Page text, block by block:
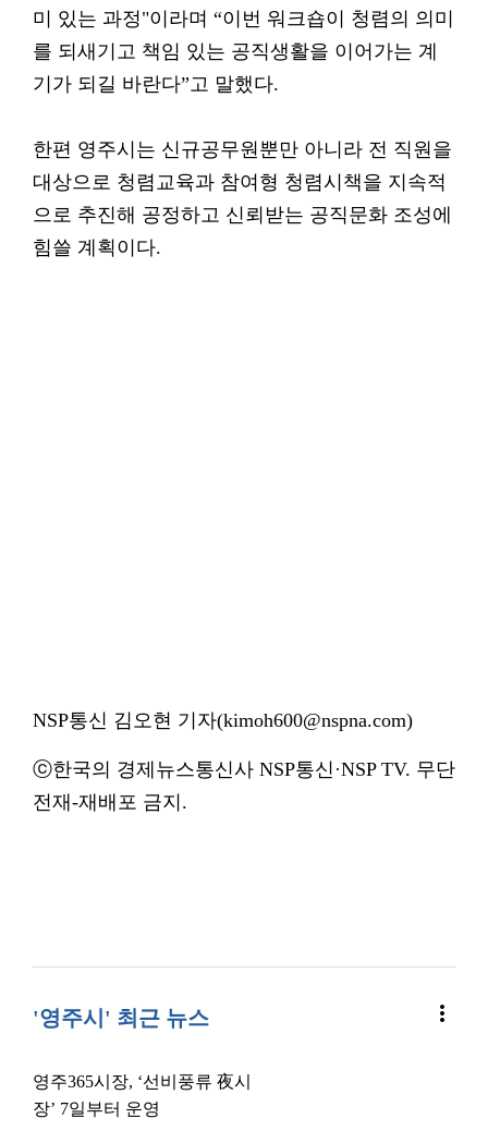
미 있는 과정"이라며 “이번 워크숍이 청렴의 의미
를 되새기고 책임 있는 공직생활을 이어가는 계
기가 되길 바란다”고 말했다.
한편 영주시는 신규공무원뿐만 아니라 전 직원을
대상으로 청렴교육과 참여형 청렴시책을 지속적
으로 추진해 공정하고 신뢰받는 공직문화 조성에
힘쓸 계획이다.
NSP통신 김오현 기자(kimoh600@nspna.com)
ⓒ한국의 경제뉴스통신사 NSP통신·NSP TV. 무단
전재-재배포 금지.
'영주시' 최근 뉴스 more_vert
영주365시장, ‘선비풍류 夜시
장’ 7일부터 운영